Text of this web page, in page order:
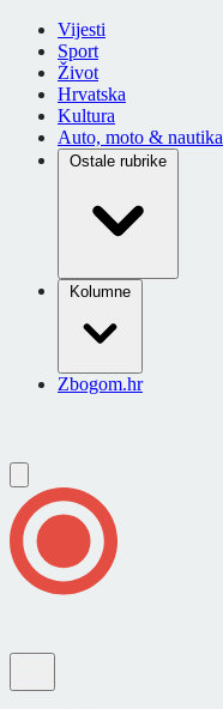
Vijesti
Sport
Život
Hrvatska
Kultura
Auto, moto & nautika
Ostale rubrike
Kolumne
Zbogom.hr